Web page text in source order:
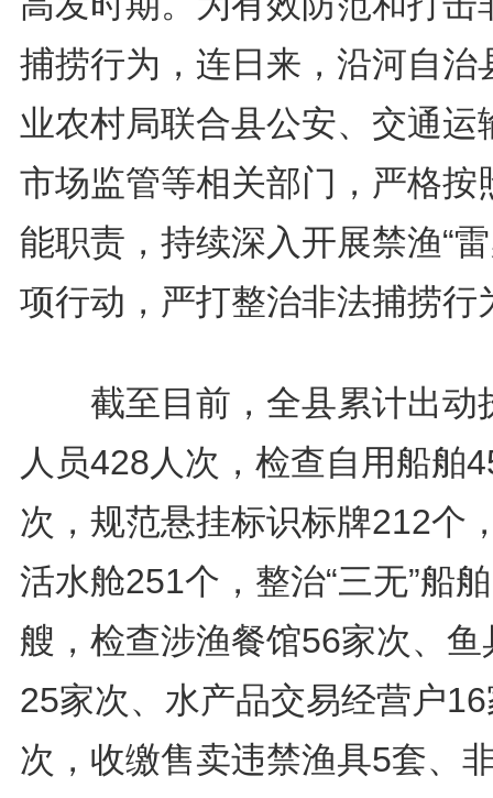
捕捞行为，连日来，沿河自治
业农村局联合县公安、交通运
市场监管等相关部门，严格按
能职责，持续深入开展禁渔“
项行动，严打整治非法捕捞行
截至目前，全县累计出动
人员428人次，检查自用船舶
次，规范悬挂标识标牌212个
活水舱251个，整治“三无”船
艘，检查涉渔餐馆56家次、鱼
25家次、水产品交易经营户
次，收缴售卖违禁渔具5套、